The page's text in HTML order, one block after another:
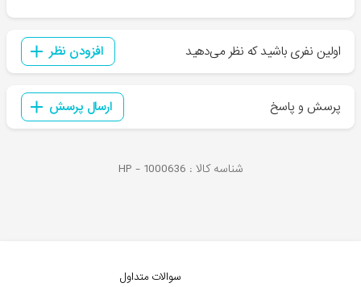
اولین نفری باشید که نظر می‌دهید افزودن نظر
پرسش و پاسخ ارسال پرسش
شناسه کالا : HP - 1000636
سوالات متداول